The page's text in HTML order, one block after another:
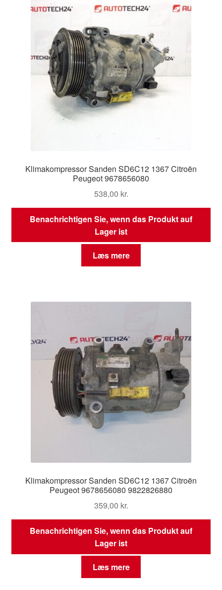
Klimakompressor Sanden SD6C12 1367 Citroën
Peugeot 9678656080
538,00 kr.
Benachrichtigen Sie, wenn das Produkt auf
Lager ist
Læs mere
Klimakompressor Sanden SD6C12 1367 Citroën
Peugeot 9678656080 9822826880
359,00 kr.
Benachrichtigen Sie, wenn das Produkt auf
Lager ist
Læs mere